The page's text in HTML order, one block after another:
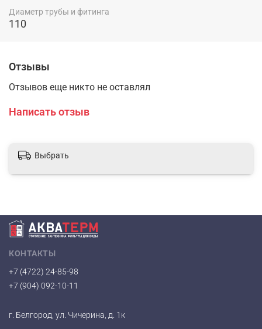
Диаметр трубы и фитинга
110
Отзывы
Отзывов еще никто не оставлял
Написать отзыв
Выбрать
КОНТАКТЫ
+7 (4722) 24-85-98
+7 (904) 092-10-11
г. Белгород, ул. Чичерина, д. 1к